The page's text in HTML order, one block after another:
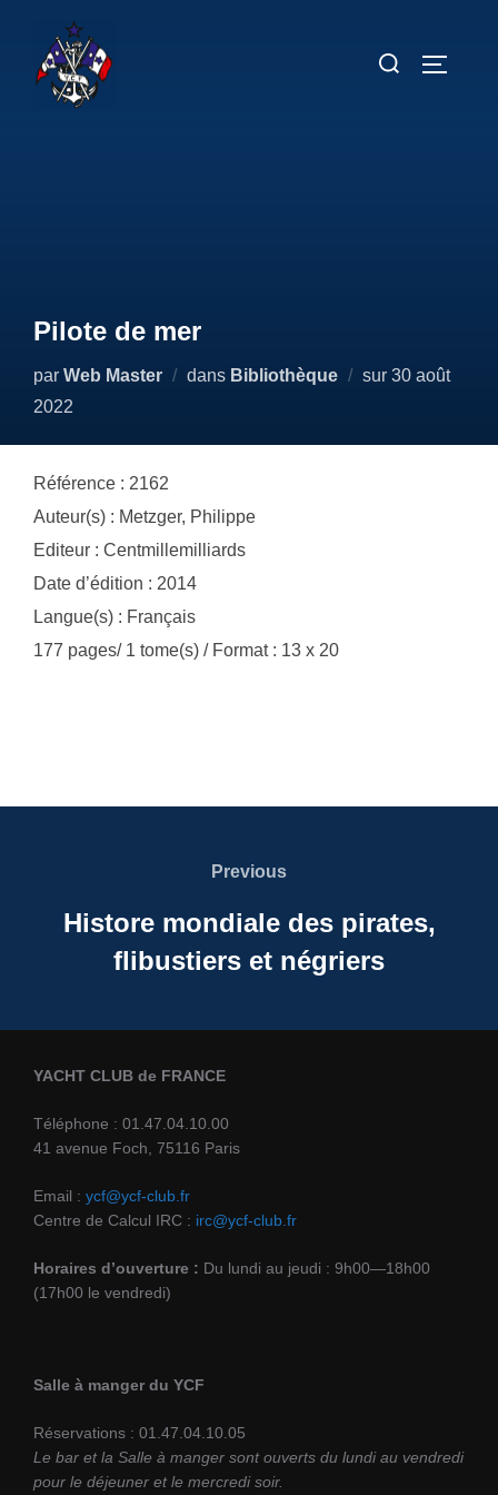
contenu
Rechercher :
Pilote de mer
par Web Master dans Bibliothèque sur Publié
30 août
2022
Référence : 2162
Auteur(s) : Metzger, Philippe
Editeur : Centmillemilliards
Date d’édition : 2014
Langue(s) : Français
177 pages/ 1 tome(s) / Format : 13 x 20
Previous
Previous
Histore mondiale des pirates,
flibustiers et négriers
YACHT CLUB de FRANCE
Téléphone : 01.47.04.10.00
41 avenue Foch, 75116 Paris
Email : ycf@ycf-club.fr
Centre de Calcul IRC : irc@ycf-club.fr
Horaires d’ouverture : Du lundi au jeudi : 9h00—18h00
(17h00 le vendredi)
Salle à manger du YCF
Réservations : 01.47.04.10.05
Le bar et la Salle à manger sont ouverts du lundi au vendredi
pour le déjeuner et le mercredi soir.